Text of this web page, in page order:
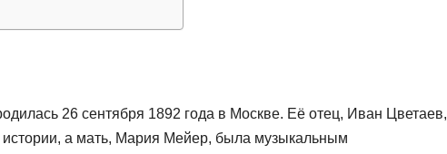
26 сентября 1892 года в Москве. Её отец, Иван Цветаев,
а мать, Мария Мейер, была музыкальным